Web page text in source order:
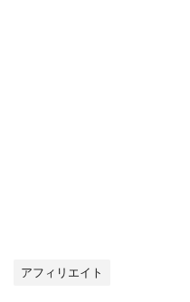
アフィリエイト